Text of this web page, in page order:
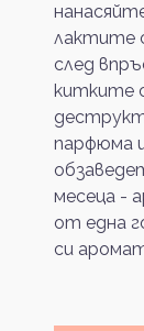
лактите
след
китките
парфюма
месеца -
от една
си